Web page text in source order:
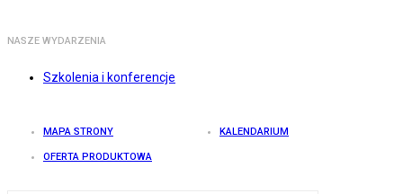
NASZE WYDARZENIA
Szkolenia i konferencje
MAPA STRONY KALENDARIUM
OFERTA PRODUKTOWA